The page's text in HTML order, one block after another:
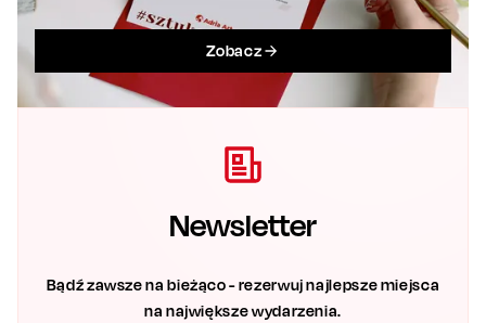
Zobacz
Newsletter
Bądź zawsze na bieżąco - rezerwuj najlepsze miejsca
na największe wydarzenia.